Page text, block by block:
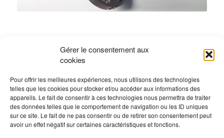
Gérer le consentement aux
cookies
Pour offrir les meilleures expériences, nous utilisons des technologies
telles que les cookies pour stocker et/ou accéder aux informations des
appareils. Le fait de consentir à ces technologies nous permettra de traiter
des données telles que le comportement de navigation ou les ID uniques
sur ce site. Le fait de ne pas consentir ou de retirer son consentement peut
avoir un effet négatif sur certaines caractéristiques et fonctions.